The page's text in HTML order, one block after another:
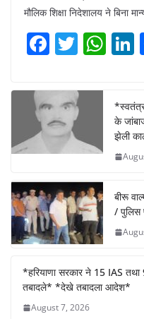
मौलिक शिक्षा निदेशालय ने बिना
F
c
e
b
o
o
k
T
itt
er
W
s
A
p
के
झेली
बीरू
/ पुलिस
*हरियाणा सरकार ने 15 IAS तथा
तबादले* *देखे तबादला आदेश*
August 7, 2026